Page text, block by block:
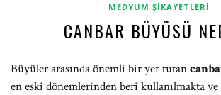
MEDYUM ŞIKAYETLERI
CANBAR BÜYÜSÜ
Büyüler arasında önemli bir yer tutan
en eski dönemlerinden beri kullanılmakta